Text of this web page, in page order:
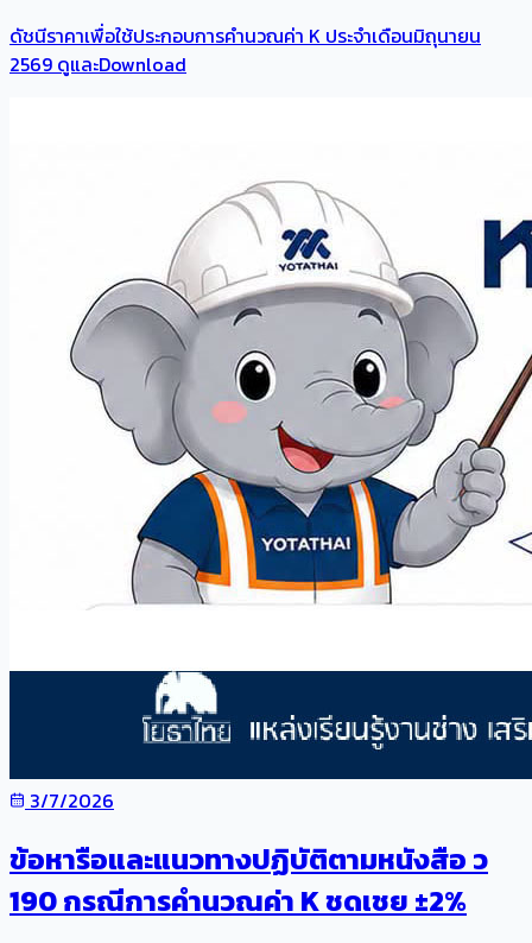
ดัชนีราคาเพื่อใช้ประกอบการคำนวณค่า K ประจำเดือนมิถุนายน
2569 ดูและDownload
3/7/2026
ข้อหารือและแนวทางปฏิบัติตามหนังสือ ว
190 กรณีการคำนวณค่า K ชดเชย ±2%